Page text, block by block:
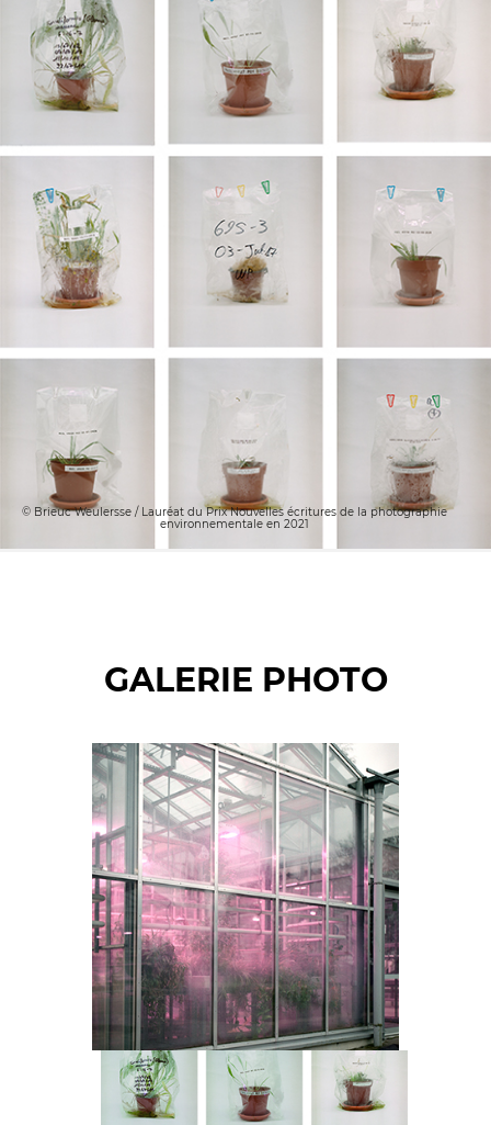
© Brieuc Weulersse / Lauréat du Prix Nouvelles écritures de la photographie
environnementale en 2021
GALERIE PHOTO